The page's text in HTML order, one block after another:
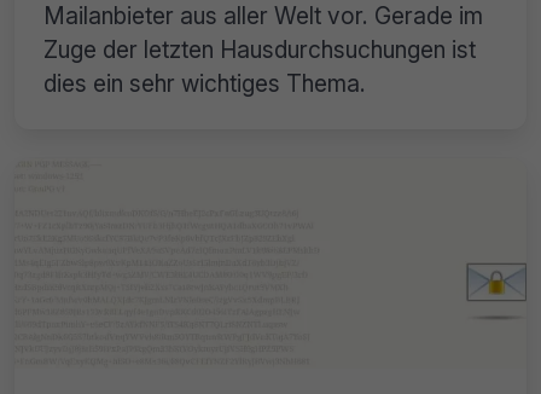
Mailanbieter aus aller Welt vor. Gerade im
Zuge der letzten Hausdurchsuchungen ist
dies ein sehr wichtiges Thema.